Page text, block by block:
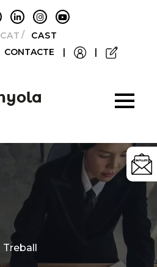
CATALÀCASTELLANO
CONTACTE | |
Categories
Treball